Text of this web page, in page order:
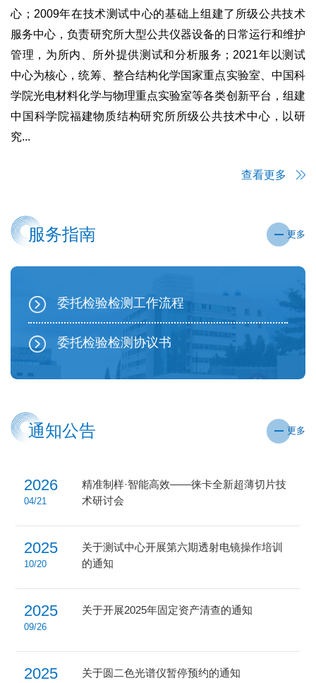
心；2009年在技术测试中心的基础上组建了所级公共技术
服务中心，负责研究所大型公共仪器设备的日常运行和维护
管理，为所内、所外提供测试和分析服务；2021年以测试
中心为核心，统筹、整合结构化学国家重点实验室、中国科
学院光电材料化学与物理重点实验室等各类创新平台，组建
中国科学院福建物质结构研究所所级公共技术中心，以研
究...
查看更多
服务指南 更多
委托检验检测工作流程
委托检验检测协议书
通知公告 更多
2026
04/21
精准制样·智能高效——徕卡全新超薄切片技
术研讨会
2025
10/20
关于测试中心开展第六期透射电镜操作培训
的通知
2025
09/26
关于开展2025年固定资产清查的通知
2025 关于圆二色光谱仪暂停预约的通知